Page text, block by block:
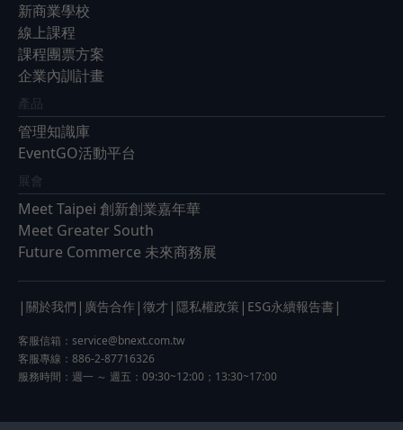
新商業學校
線上課程
課程團票方案
企業內訓計畫
產品
管理知識庫
EventGO活動平台
展會
Meet Taipei 創新創業嘉年華
Meet Greater South
Future Commerce 未來商務展
| 關於我們 | 廣告合作 | 徵才 | 隱私權政策 | ESG永續報告書 |
客服信箱： service@bnext.com.tw
客服專線：886-2-87716326
服務時間：週一 ～ 週五：09:30~12:00；13:30~17:00